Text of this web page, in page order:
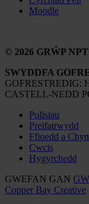
Moodle
© 2026 GRŴP
SWYDDFA
GOFRESTREDIG:
CASTELL-NEDD
Polisïau
Preifatrwydd
Ffioedd a
Cwcis
Hygyrchedd
GWEFAN GAN
Copper Bay Creative